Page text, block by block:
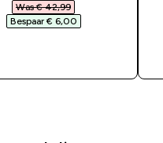
Was € 42,99‎
Bespaar € 6,00‎